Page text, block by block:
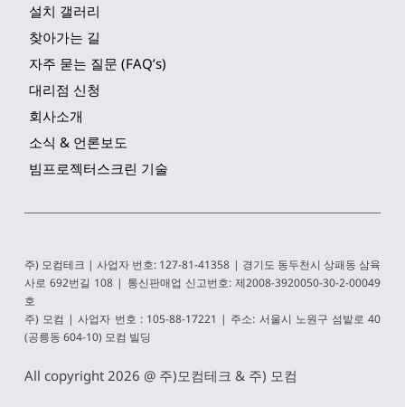
설치 갤러리
찾아가는 길
자주 묻는 질문 (FAQ’s)
대리점 신청
회사소개
소식 & 언론보도
빔프로젝터스크린 기술
주) 모컴테크 | 사업자 번호: 127-81-41358 | 경기도 동두천시 상패동 삼육
사로 692번길 108 | 통신판매업 신고번호: 제2008-3920050-30-2-00049
호
주) 모컴 | 사업자 번호 : 105-88-17221 | 주소: 서울시 노원구 섬밭로 40
(공릉동 604-10) 모컴 빌딩
All copyright 2026 @ 주)모컴테크 & 주) 모컴